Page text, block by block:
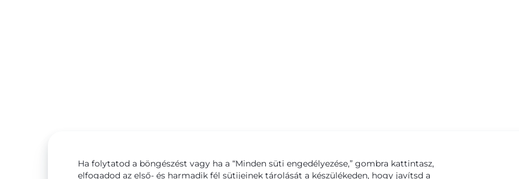
Ha folytatod a böngészést vagy ha a “Minden süti engedélyezése,” gombra kattintasz,
elfogadod az első- és harmadik fél sütijeinek tárolását a készülékeden, hogy javítsd a